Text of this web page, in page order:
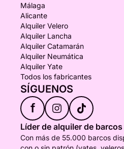
Málaga
Alicante
Alquiler Velero
Alquiler Lancha
Alquiler Catamarán
Alquiler Neumática
Alquiler Yate
Todos los fabricantes
SÍGUENOS
f
Líder de alquiler de barcos
Con más de 55.000 barcos